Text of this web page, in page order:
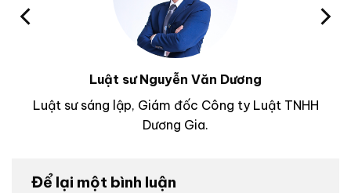
Luật sư Nguyễn Văn Dương
Luật sư sáng lập, Giám đốc Công ty Luật TNHH
Dương Gia.
Để lại một bình luận